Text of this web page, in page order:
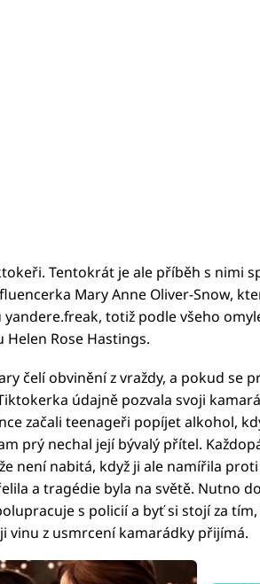
Tentokrát je ale příběh s nimi
Mary Anne Oliver-Snow,
yandere.freak, totiž podle všeho
Helen Rose Hastings.
čelí obvinění z vraždy, a pokud se
údajně pozvala svoji
začali teenageři popíjet alkohol,
prý nechal její bývalý přítel.
není nabitá, když ji ale namířila
a tragédie byla na světě. Nutno
s policií a byť si stojí za tím,
vinu z usmrcení kamarádky přijímá.